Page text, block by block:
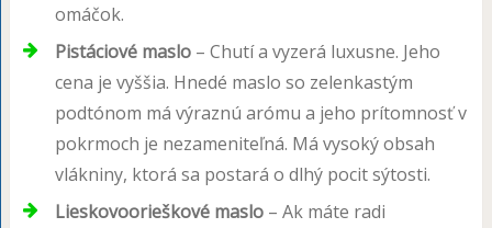
omáčok.
Pistáciové maslo– Chutí a vyzerá luxusne. Jeho
cena je vyššia. Hnedé maslo so zelenkastým
podtónom má výraznú arómu a jeho prítomnosť v
pokrmoch je nezameniteľná. Má vysoký obsah
vlákniny, ktorá sa postará o dlhý pocit sýtosti.
Lieskovoorieškové maslo– Ak máte radi